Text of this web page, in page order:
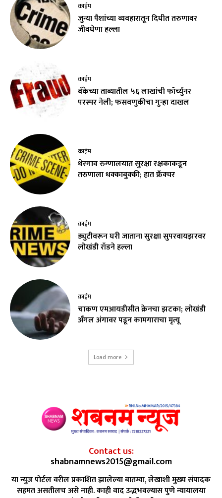
क्राईम
जुन्या पैशांच्या व्यवहारातून दिघीत तरुणावर
जीवघेणा हल्ला
क्राईम
बँकेच्या ताब्यातील ५६ लाखांची फॉर्च्युनर
परस्पर नेली; फसवणुकीचा गुन्हा दाखल
क्राईम
थेरगाव रुग्णालयात सुरक्षा रक्षकाकडून
तरुणाला धक्काबुक्की; हात फ्रॅक्चर
क्राईम
ड्युटीवरून घरी जाताना सुरक्षा सुपरवायझरवर
लोखंडी रॉडने हल्ला
क्राईम
चाकण एमआयडीसीत क्रेनचा झटका; लोखंडी
अँगल अंगावर पडून कामगाराचा मृत्यू
Load more
Contact us:
shabnamnews2015@gmail.com
या न्युज पोर्टल वरील प्रकाशित झालेल्या बातम्या, लेखाशी मुख्य संपादक
सहमत असतीलच असे नाही. काही वाद उद्भभवल्यास पुणे न्यायालया